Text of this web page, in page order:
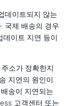
데이트되지 않는
국제 배송의 경우
데이트 지연 등이
소가 정확한지
지연의 원인이
송이 지연되는
고객센터 또는